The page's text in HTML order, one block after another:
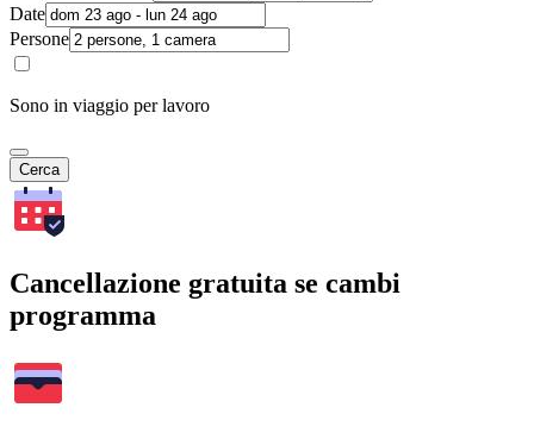
Date
Persone
Sono in viaggio per lavoro
Cerca
Cancellazione gratuita se cambi
programma